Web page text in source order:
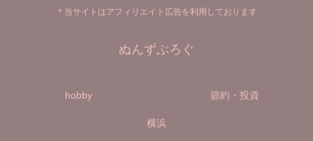
＊当サイトはアフィリエイト広告を利用しております
ぬんずぶろぐ
hobby 節約・投資
横浜